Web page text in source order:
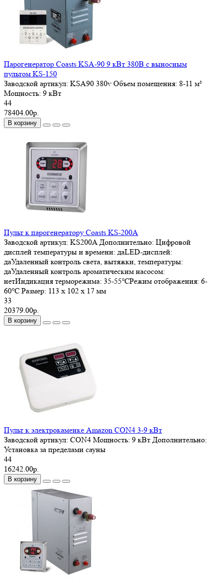
Парогенератор Coasts KSA-90 9 кВт 380В с выносным
пультом KS-150
Заводской артикул: KSА90 380v Объем помещения: 8-11 м³
Мощность: 9 кВт
44
78404.00р.
В корзину
Пульт к парогенератору Coasts KS-200A
Заводской артикул: KS200A Дополнительно: Цифровой
дисплей температуры и времени: даLED-дисплей:
даУдаленный контроль света, вытяжки, температуры:
даУдаленный контроль ароматическим насосом:
нетИндикация терморежима: 35-55℃Режим отображения: 6-
60℃ Размер: 113 x 102 x 17 мм
33
20379.00р.
В корзину
Пульт к электрокаменке Amazon CON4 3-9 кВт
Заводской артикул: CON4 Мощность: 9 кВт Дополнительно:
Установка за пределами сауны
44
16242.00р.
В корзину